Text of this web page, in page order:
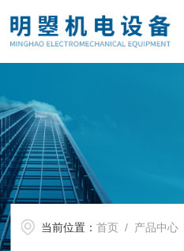
当前位置：首页 / 产品中心